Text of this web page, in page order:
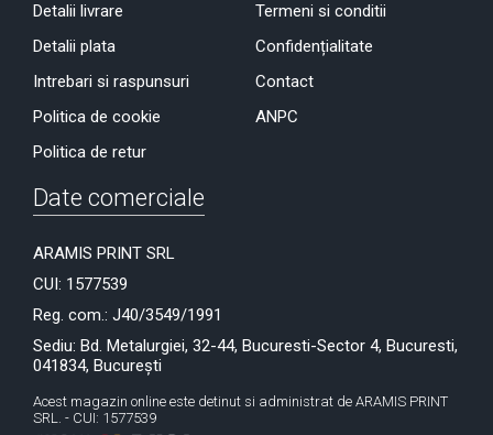
Detalii livrare
Detalii plata
Intrebari si raspunsuri
Politica de cookie
Politica de retur
Termeni si conditii
Confidențialitate
Contact
ANPC
Date comerciale
ARAMIS PRINT SRL
CUI: 1577539
Reg. com.: J40/3549/1991
Sediu: Bd. Metalurgiei, 32-44, Bucuresti-Sector 4, Bucuresti,
041834, București
Acest magazin online este detinut si administrat de ARAMIS PRINT
SRL. - CUI: 1577539